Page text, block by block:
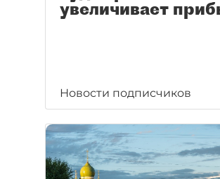
увеличивает
Новости подписчиков